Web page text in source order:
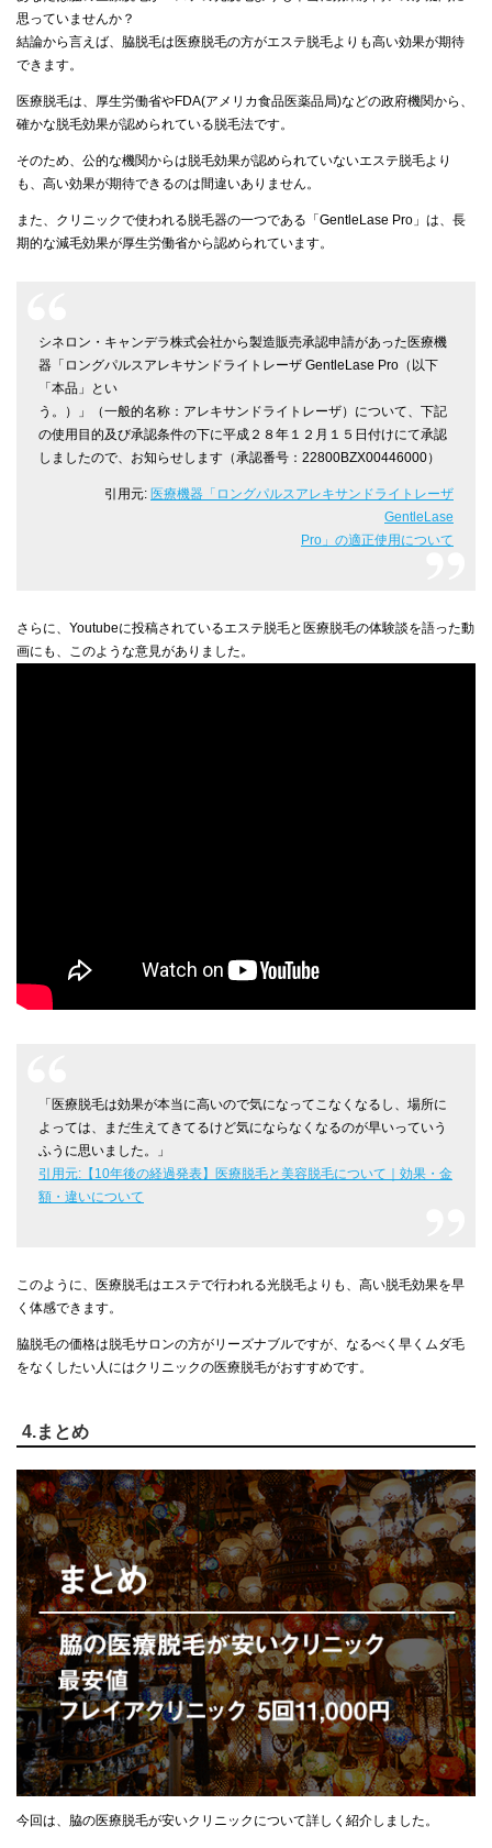
思っていませんか？
結論から言えば、脇脱毛は医療脱毛の方がエステ脱毛よりも高い効果が期待
できます。
医療脱毛は、厚生労働省やFDA(アメリカ食品医薬品局)などの政府機関から、
確かな脱毛効果が認められている脱毛法です。
そのため、公的な機関からは脱毛効果が認められていないエステ脱毛より
も、高い効果が期待できるのは間違いありません。
また、クリニックで使われる脱毛器の一つである「GentleLase Pro」は、長
期的な減毛効果が厚生労働省から認められています。
シネロン・キャンデラ株式会社から製造販売承認申請があった医療機
器「ロングパルスアレキサンドライトレーザ GentleLase Pro（以下
「本品」とい
う。）」（一般的名称：アレキサンドライトレーザ）について、下記
の使用目的及び承認条件の下に平成２８年１２月１５日付けにて承認
しましたので、お知らせします（承認番号：22800BZX00446000）
引用元: 医療機器「ロングパルスアレキサンドライトレーザ
GentleLase
Pro」の適正使用について
さらに、Youtubeに投稿されているエステ脱毛と医療脱毛の体験談を語った動
画にも、このような意見がありました。
「医療脱毛は効果が本当に高いので気になってこなくなるし、場所に
よっては、まだ生えてきてるけど気にならなくなるのが早いっていう
ふうに思いました。」
引用元:【10年後の経過発表】医療脱毛と美容脱毛について｜効果・金
額・違いについて
このように、医療脱毛はエステで行われる光脱毛よりも、高い脱毛効果を早
く体感できます。
脇脱毛の価格は脱毛サロンの方がリーズナブルですが、なるべく早くムダ毛
をなくしたい人にはクリニックの医療脱毛がおすすめです。
4.まとめ
今回は、脇の医療脱毛が安いクリニックについて詳しく紹介しました。